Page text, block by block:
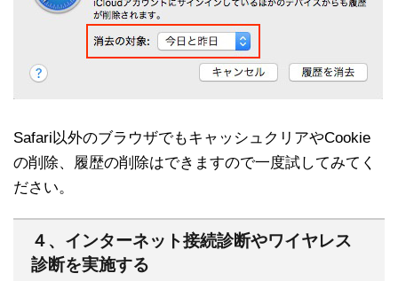
Safari以外のブラウザでもキャッシュクリアやCookie
の削除、履歴の削除はできますので一度試してみてく
ださい。
４、インターネット接続診断やワイヤレス
診断を実施する